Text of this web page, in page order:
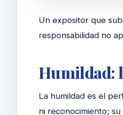
Un expositor que
responsabilidad no
Humildad:
La humildad es el
ni reconocimiento;